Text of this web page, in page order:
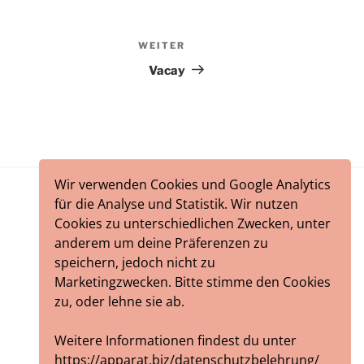
Wir verwenden Cookies und Google Analytics
für die Analyse und Statistik. Wir nutzen
Cookies zu unterschiedlichen Zwecken, unter
anderem um deine Präferenzen zu
speichern, jedoch nicht zu
Marketingzwecken. Bitte stimme den Cookies
zu, oder lehne sie ab.
Weitere Informationen findest du unter
https://apparat.biz/datenschutzbelehrung/
Beitrag
WEITER
Vacay